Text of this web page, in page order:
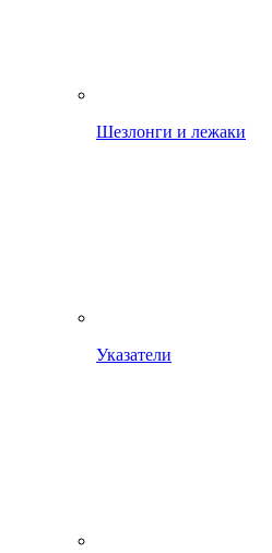
Шезлонги и лежаки
Указатели